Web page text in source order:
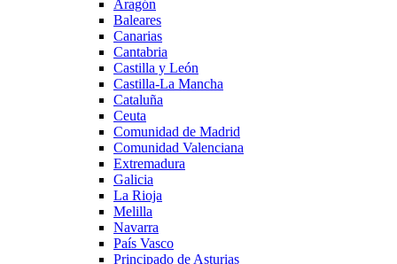
Aragón
Baleares
Canarias
Cantabria
Castilla y León
Castilla-La Mancha
Cataluña
Ceuta
Comunidad de Madrid
Comunidad Valenciana
Extremadura
Galicia
La Rioja
Melilla
Navarra
País Vasco
Principado de Asturias